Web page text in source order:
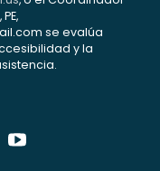
se evalúa
y la